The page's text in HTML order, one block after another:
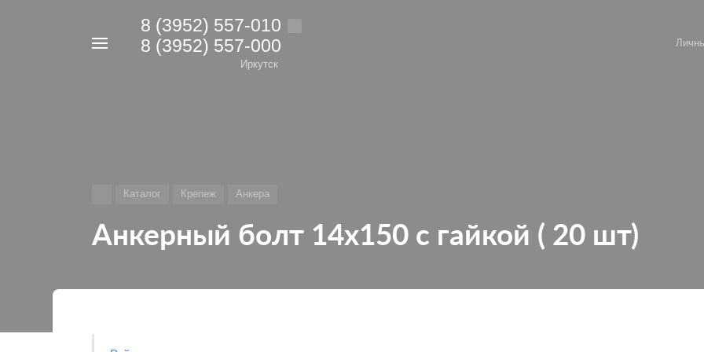
8 (3952) 557-010
8 (3952) 557-000
Иркутск
Каталог Крепеж Анкера
Анкерный болт 14х150 с гайкой ( 20 шт)